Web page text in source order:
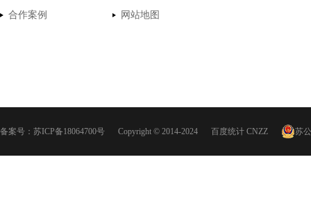
合作案例
网站地图
备案号： 苏ICP备18064700号 Copyright © 2014-2024 百度统计 CNZZ 苏